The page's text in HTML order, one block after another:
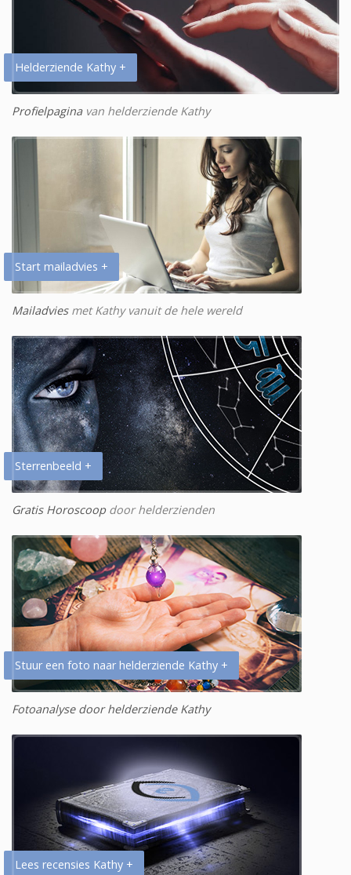
Helderziende Kathy +
Profielpaginavan helderziende Kathy
Start mailadvies +
Mailadviesmet Kathy vanuit de hele wereld
Sterrenbeeld +
Gratis Horoscoopdoor helderzienden
Stuur een foto naar helderziende Kathy +
Fotoanalyse door helderziende Kathy
Lees recensies Kathy +